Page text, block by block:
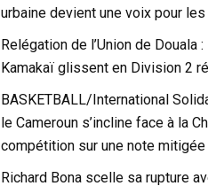
urbaine devient une voix pour
Relégation de l’Union de Douala
Kamakaï glissent en Division 2
BASKETBALL/International
le Cameroun s’incline face à la
compétition sur une note mitigée
Richard Bona scelle sa rupture